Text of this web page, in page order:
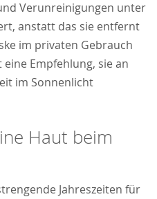
Verunreinigungen unter
anstatt das sie entfernt
im privaten Gebrauch
Empfehlung, sie an
im Sonnenlicht
Haut beim
Jahreszeiten für